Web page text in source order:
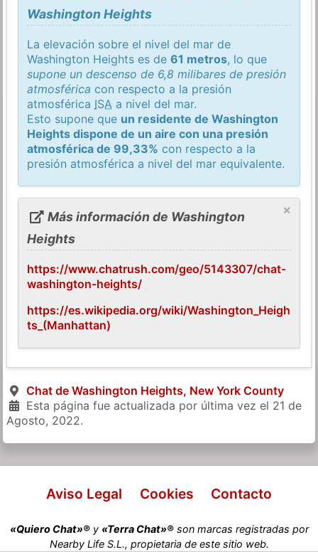
Washington Heights
La elevación sobre el nivel del mar de
Washington Heights es de61 metros, lo que
supone un descenso de 6,8 milibares de presión
atmosférica con respecto a la presión
atmosférica ISA a nivel del mar.
Esto supone que un residente de Washington
Heights dispone de un aire con una presión
atmosférica de 99,33% con respecto a la
presión atmosférica a nivel del mar equivalente.
×
Más información de Washington
Heights
https://www.chatrush.com/geo/5143307/chat-
washington-heights/
https://es.wikipedia.org/wiki/Washington_Heigh
ts_(Manhattan)
Chat de Washington Heights, New York County
Esta página fue actualizada por última vez el 21 de
Agosto, 2022.
Aviso Legal Cookies Contacto
«Quiero Chat»®y «Terra Chat»®son marcas registradas por
Nearby Life S.L., propietaria de este sitio web.